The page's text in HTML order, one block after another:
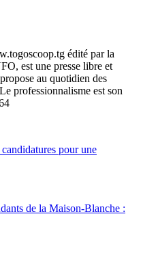
édité par la
est une presse libre et
au quotidien des
professionnalisme est son
pour une
de la Maison-Blanche :